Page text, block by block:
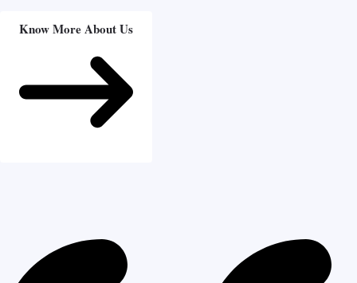
Know More About Us